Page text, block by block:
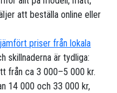
att beställa online eller
priser från lokala
skillnaderna är tydliga:
från ca 3 000–5 000 kr.
14 000 och 33 000 kr,